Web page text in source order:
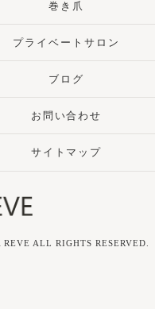
巻き爪
プライベートサロン
ブログ
お問い合わせ
サイトマップ
ALL RIGHTS RESERVED.